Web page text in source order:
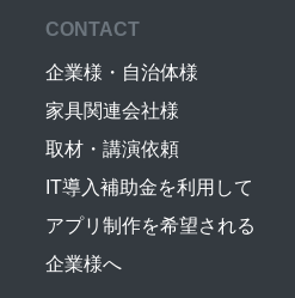
CONTACT
企業様・自治体様
家具関連会社様
取材・講演依頼
IT導入補助金を利用して
アプリ制作を希望される
企業様へ